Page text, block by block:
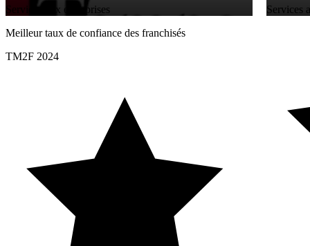
Services aux entreprises
Meilleur taux de confiance des franchisés
TM2F 2024
Services